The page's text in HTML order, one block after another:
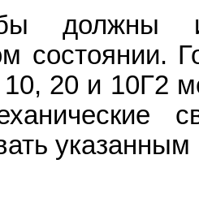
должны
состоянии.
20 и 10Г2